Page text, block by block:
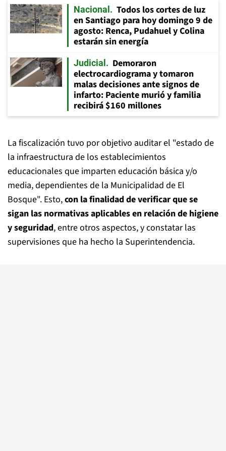
Nacional
Todos los cortes de luz
en Santiago para hoy domingo 9 de
agosto: Renca, Pudahuel y Colina
estarán sin energía
Judicial
Demoraron
electrocardiograma y tomaron
malas decisiones ante signos de
infarto: Paciente murió y familia
recibirá $160 millones
La fiscalización tuvo por objetivo auditar el "estado de
la infraestructura de los establecimientos
educacionales que imparten educación básica y/o
media, dependientes de la Municipalidad de El
Bosque". Esto,con la finalidad de verificar que se
sigan las normativas aplicables en relación de higiene
y seguridad, entre otros aspectos, y constatar las
supervisiones que ha hecho la Superintendencia.